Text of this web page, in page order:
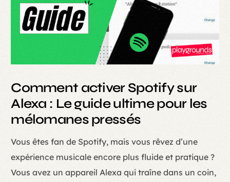
Comment activer Spotify sur
Alexa : Le guide ultime pour les
mélomanes pressés
Vous êtes fan de Spotify, mais vous rêvez d’une
expérience musicale encore plus fluide et pratique ?
Vous avez un appareil Alexa qui traîne dans un coin,